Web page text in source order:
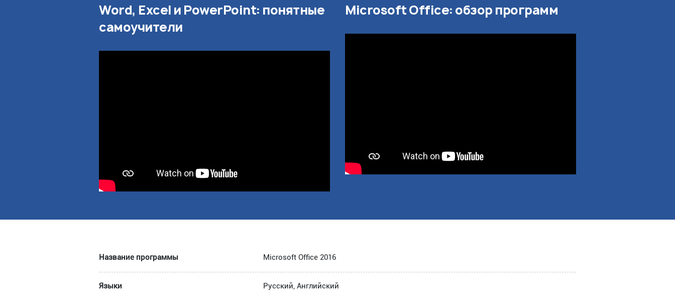
Word, Excel и PowerPoint: понятные
самоучители
Microsoft Office: обзор программ
Название программы Microsoft Office 2016
Языки Русский, Английский